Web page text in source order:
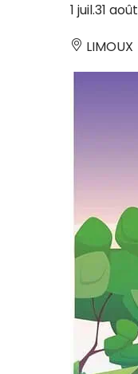
1 juil.31 août
LIMOUX